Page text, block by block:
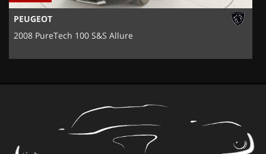
PEUGEOT
2008 PureTech 100 S&S Allure